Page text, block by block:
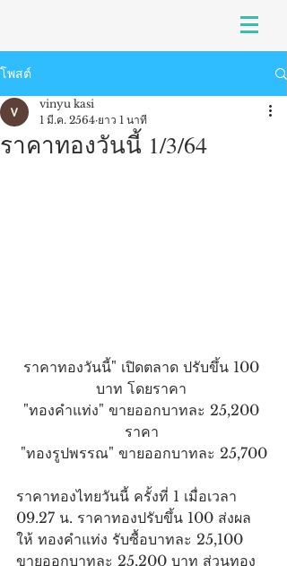
โพสต์
ราคาทองวันนี้ 1/3/64
vinyu kasi
1 มี.ค. 2564 ยาว 1 นาที
ราคาทองวันนี้" เปิดตลาด ปรับขึ้น 100
บาท โดยราคา
"ทองคำแท่ง" ขายออกบาทละ 25,200
ราคา
"ทองรูปพรรณ" ขายออกบาทละ 25,700
ราคาทองไทยวันนี้ ครั้งที่ 1 เมื่อเวลา
09.27 น. ราคาทองปรับขึ้น 100 ส่งผล
ให้ ทองคำแท่ง รับซื้อบาทละ 25,100
ขายออกบาทละ 25,200 บาท ส่วนทอง